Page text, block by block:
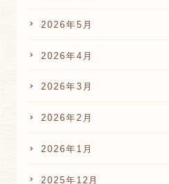
2026年5月
2026年4月
2026年3月
2026年2月
2026年1月
2025年12月